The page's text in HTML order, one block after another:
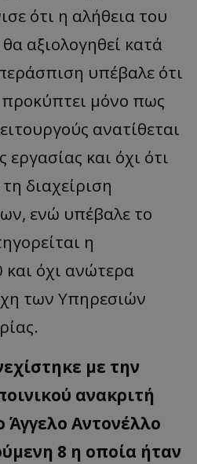
ότι η αλήθεια του
αξιολογηθεί κατά
υπέβαλε ότι
μόνο πως
ανατίθεται
και όχι ότι
διαχείριση
ενώ υπέβαλε το
η
όχι ανώτερα
των Υπηρεσιών
με την
ανακριτή
Άγγελο Αντονέλλο
8 η οποία ήταν